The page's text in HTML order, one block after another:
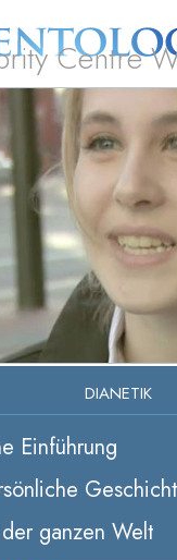
Centre
Geistliche
DIANETIK
Einführung
ganzen Welt